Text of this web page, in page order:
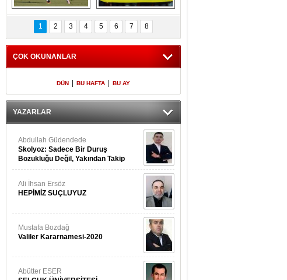
Fenerbahçe
Voluntari 3 golle
geçti
Futbolun adresi beş
ülke...
1 2 3 4 5 6 7 8
ÇOK OKUNANLAR
DÜN BU HAFTA BU AY
YAZARLAR
Abdullah Güdendede
Skolyoz: Sadece Bir Duruş
Bozukluğu Değil, Yakından Takip
Gerekir
Ali İhsan Ersöz
HEPİMİZ SUÇLUYUZ
Mustafa Bozdağ
Valiler Kararnamesi-2020
Abütter ESER